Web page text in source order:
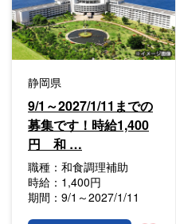
静岡県
9/1～2027/1/11までの
募集です！時給1,400
円 和 …
職種： 和食調理補助
時給： 1,400円
期間： 9/1～2027/1/11